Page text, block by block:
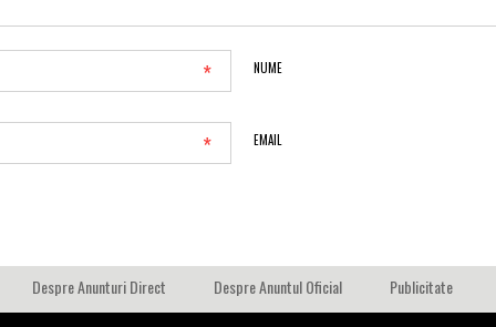
NUME
*
EMAIL
*
Despre Anunturi Direct Despre Anuntul Oficial Publicitate